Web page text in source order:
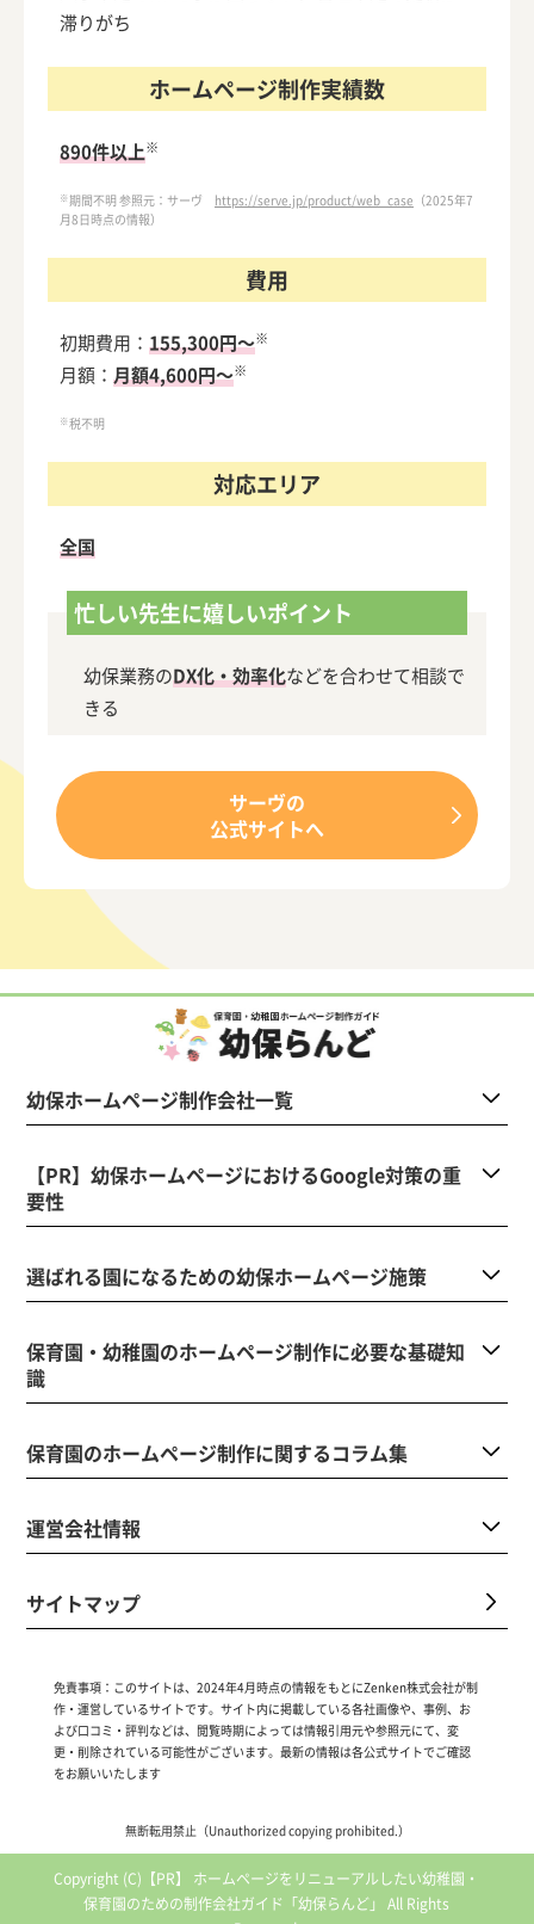
滞りがち
ホームページ制作実績数
890件以上※
※期間不明 参照元：サーヴ https://serve.jp/product/web_case （2025年7
月8日時点の情報）
費用
初期費用： 155,300円～※
月額： 月額4,600円～※
※税不明
対応エリア
全国
忙しい先生に嬉しいポイント
幼保業務のDX化・効率化などを合わせて相談で
きる
サーヴの
公式サイトへ
幼保ホームページ制作会社一覧
【PR】幼保ホームページにおけるGoogle対策の重
要性
選ばれる園になるための幼保ホームページ施策
保育園・幼稚園のホームページ制作に必要な基礎知
識
保育園のホームページ制作に関するコラム集
運営会社情報
サイトマップ
免責事項： このサイトは、2024年4月時点の情報をもとにZenken株式会社が制
作・運営しているサイトです。サイト内に掲載している各社画像や、事例、お
よび口コミ・評判などは、閲覧時期によっては情報引用元や参照元にて、変
更・削除されている可能性がございます。最新の情報は各公式サイトでご確認
をお願いいたします
無断転用禁止（Unauthorized copying prohibited.）
Copyright (C)【PR】
ホームページをリニューアルしたい幼稚園・
保育園のための制作会社ガイド「幼保らんど」All Rights